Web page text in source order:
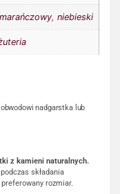
, niebieski
nadgarstka lub
z kamieni naturalnych.
składania
rozmiar.